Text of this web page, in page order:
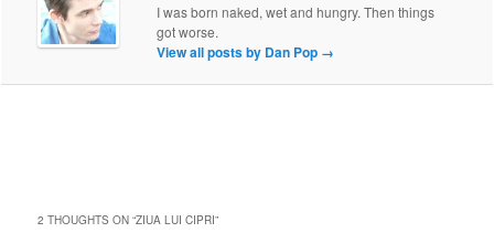
I was born naked, wet and hungry. Then things
got worse.
View all posts by Dan Pop →
2 THOUGHTS ON “ZIUA LUI CIPRI”